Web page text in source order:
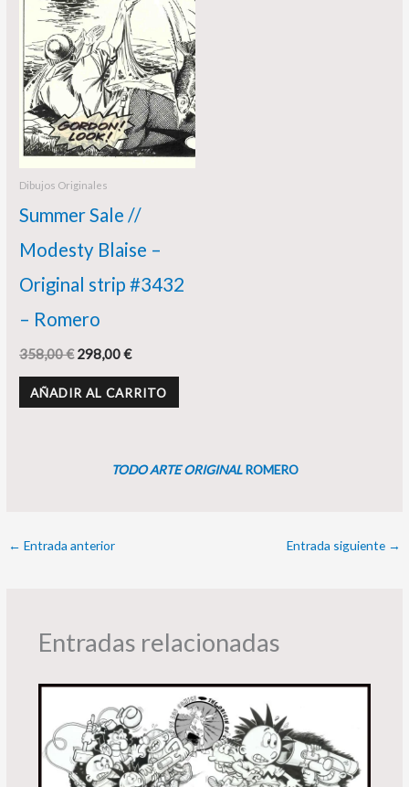
Dibujos Originales
Summer Sale //
Modesty Blaise –
Original strip #3432
– Romero
358,00€
358,00 €.
298,00€
298,00 €.
AÑADIR AL CARRITO
TODO ARTE ORIGINALROMERO
← Entrada anterior Entrada siguiente →
Entradas relacionadas